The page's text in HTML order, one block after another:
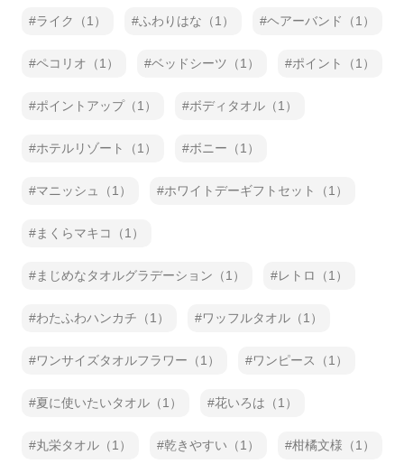
ライク（1） ふわりはな（1） ヘアーバンド（1）
ペコリオ（1） ベッドシーツ（1） ポイント（1）
ポイントアップ（1） ボディタオル（1）
ホテルリゾート（1） ボニー（1）
マニッシュ（1） ホワイトデーギフトセット（1）
まくらマキコ（1）
まじめなタオルグラデーション（1） レトロ（1）
わたふわハンカチ（1） ワッフルタオル（1）
ワンサイズタオルフラワー（1） ワンピース（1）
夏に使いたいタオル（1） 花いろは（1）
丸栄タオル（1） 乾きやすい（1） 柑橘文様（1）